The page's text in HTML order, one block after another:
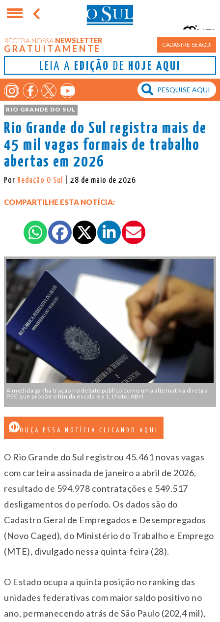
RECEBA NOSSA NEWSLETTER
GRATUITAMENTE CADASTRE-SE AQUI
LEIA A EDIÇÃO DE HOJE AQUI
Porto Alegre
17°
RIO GRANDE DO SUL
Rio Grande do Sul registra mais de
45 mil vagas formais de trabalho
abertas em 2026
Por Redação O Sul | 28 de maio de 2026
COMPARTILHE ESTA NOTÍCIA:
A medida ganha tração no debate público como uma alternativa direta à
PEC que propõe o fim da escala 6 x 1. (Foto: ABr)
OUÇA ESSA NOTÍCIA CLICANDO AQUI
O Rio Grande do Sul registrou 45.461 novas vagas
com carteira assinada de janeiro a abril de 2026,
resultado de 594.978 contratações e 549.517
desligamentos do período. Os dados são do
Cadastro Geral de Empregados e Desempregados
(Novo Caged), do Ministério do Trabalho e Emprego
(MTE), divulgado nessa quinta-feira (28).
O Estado ocupa a quinta posição no ranking das
unidades federativas com maior saldo positivo no
ano, permanecendo atrás de São Paulo (202,4 mil),